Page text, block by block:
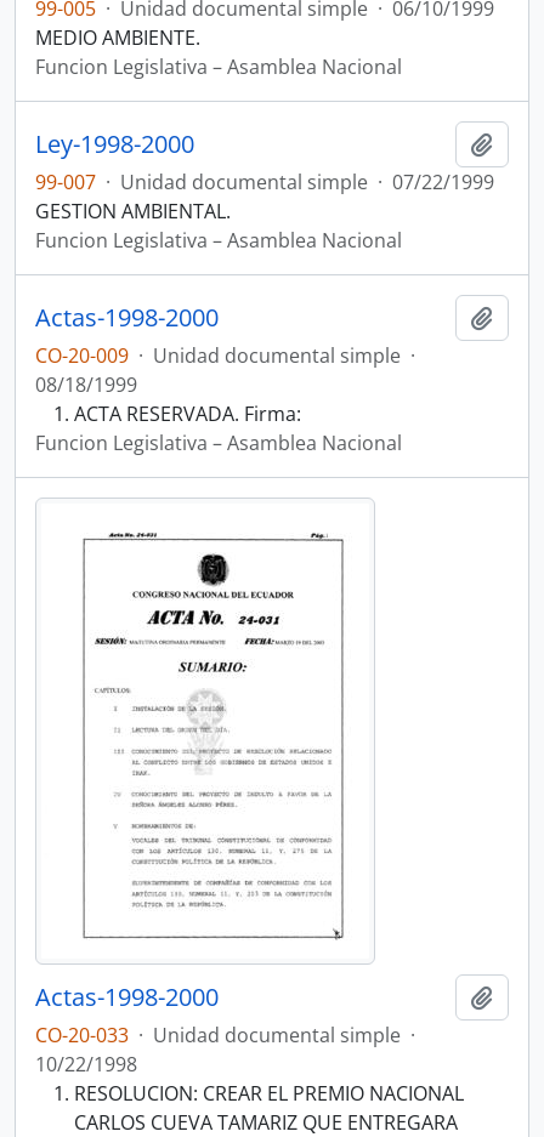
99-005 · Unidad documental simple · 06/10/1999
MEDIO AMBIENTE.
Funcion Legislativa – Asamblea Nacional
Ley-1998-2000
99-007 · Unidad documental simple · 07/22/1999
GESTION AMBIENTAL.
Funcion Legislativa – Asamblea Nacional
Actas-1998-2000
CO-20-009 · Unidad documental simple ·
08/18/1999
ACTA RESERVADA. Firma:
Funcion Legislativa – Asamblea Nacional
Actas-1998-2000
CO-20-033 · Unidad documental simple ·
10/22/1998
RESOLUCION: CREAR EL PREMIO NACIONAL
CARLOS CUEVA TAMARIZ QUE ENTREGARA